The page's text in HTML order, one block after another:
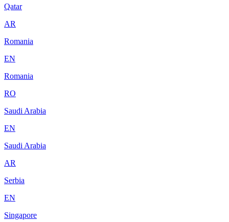
Qatar
AR
Romania
EN
Romania
RO
Saudi Arabia
EN
Saudi Arabia
AR
Serbia
EN
Singapore